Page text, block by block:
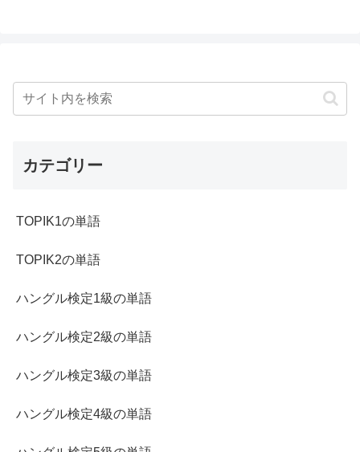
カテゴリー
TOPIK1の単語
TOPIK2の単語
ハングル検定1級の単語
ハングル検定2級の単語
ハングル検定3級の単語
ハングル検定4級の単語